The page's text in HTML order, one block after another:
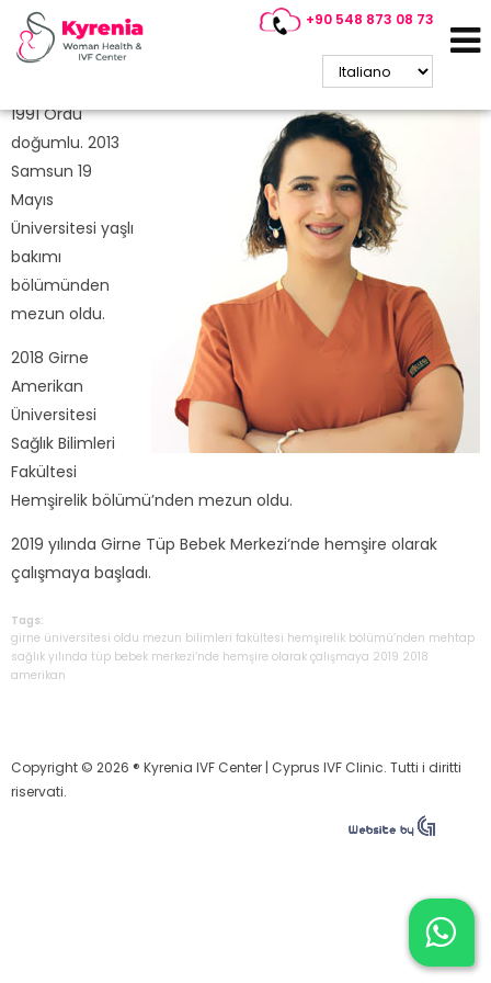
+90 548 873 08 73
Mehtap TOKSOY
Poliklinik Hemşiresi
1991 Ordu
doğumlu. 2013
Samsun 19
Mayıs
Üniversitesi yaşlı
bakımı
bölümünden
mezun oldu.
2018 Girne
Amerikan
Üniversitesi
Sağlık Bilimleri
Fakültesi
Hemşirelik bölümü’nden mezun oldu.
2019 yılında Girne Tüp Bebek Merkezi‘nde hemşire olarak
çalışmaya başladı.
Tags:
girne üniversitesi oldu mezun bilimleri fakültesi hemşirelik bölümü’nden mehtap
sağlık yılında tüp bebek merkezi‘nde hemşire olarak çalışmaya 2019 2018
amerikan
Copyright © 2026 ® Kyrenia IVF Center | Cyprus IVF Clinic. Tutti i diritti
riservati.